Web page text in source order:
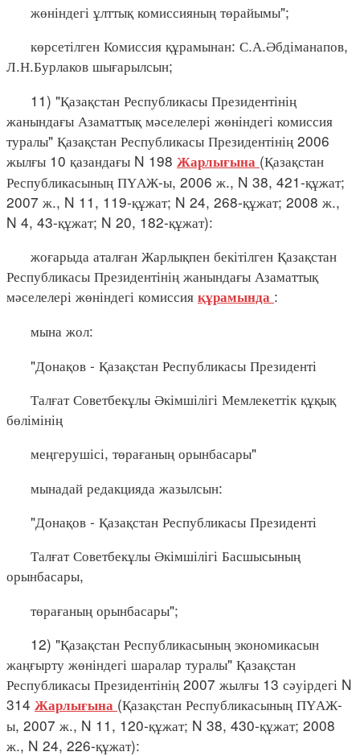
жөніндегі ұлттық комиссияның төрайымы";
көрсетілген Комиссия құрамынан: С.А.Әбдіманапов,
Л.Н.Бурлаков шығарылсын;
11) "Қазақстан Республикасы Президентінің
жанындағы Азаматтық мәселелері жөніндегі комиссия
туралы" Қазақстан Республикасы Президентінің 2006
жылғы 10 қазандағы N 198 Жарлығына (Қазақстан
Республикасының ПҮАЖ-ы, 2006 ж., N 38, 421-құжат;
2007 ж., N 11, 119-құжат; N 24, 268-құжат; 2008 ж.,
N 4, 43-құжат; N 20, 182-құжат):
жоғарыда аталған Жарлықпен бекітілген Қазақстан
Республикасы Президентінің жанындағы Азаматтық
мәселелері жөніндегі комиссия құрамында :
мына жол:
"Донақов - Қазақстан Республикасы Президенті
Талғат Советбекұлы Әкімшілігі Мемлекеттік құқық
бөлімінің
меңгерушісі, төрағаның орынбасары"
мынадай редакцияда жазылсын:
"Донақов - Қазақстан Республикасы Президенті
Талғат Советбекұлы Әкімшілігі Басшысының
орынбасары,
төрағаның орынбасары";
12) "Қазақстан Республикасының экономикасын
жаңғырту жөніндегі шаралар туралы" Қазақстан
Республикасы Президентінің 2007 жылғы 13 сәуірдегі N
314 Жарлығына (Қазақстан Республикасының ПҮАЖ-
ы, 2007 ж., N 11, 120-құжат; N 38, 430-құжат; 2008
ж., N 24, 226-құжат):